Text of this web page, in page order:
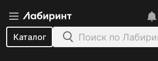
Каталог